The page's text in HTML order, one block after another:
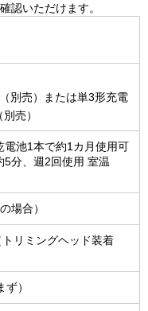
認いただけます。
別売）または単3形充電
売）
電池1本で約1カ月使用可
5分、週2回使用 室温
場合）
リミングヘッド装着
）